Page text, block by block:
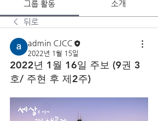
그룹 활동
소개
뒤로
admin CJCC
2022년 1월 15일
2022년 1월 16일 주보 (9권 3
호/ 주현 후 제2주)